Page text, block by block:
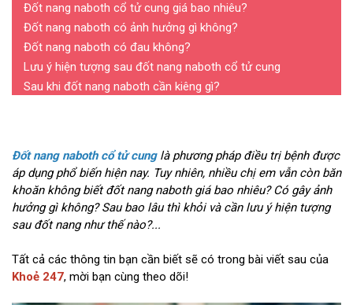
Đốt nang naboth cổ tử cung giá bao nhiêu?
Đốt nang naboth có ảnh hưởng gì không?
Đốt nang naboth có đau không?
Lưu ý hiện tượng sau đốt nang naboth cổ tử cung
Sau khi đốt nang naboth cần kiêng gì?
Đốt nang naboth cổ tử cunglà phương pháp điều trị bệnh được
áp dụng phổ biến hiện nay. Tuy nhiên, nhiều chị em vẫn còn băn
khoăn không biết đốt nang naboth giá bao nhiêu? Có gây ảnh
hưởng gì không? Sau bao lâu thì khỏi và cần lưu ý hiện tượng
sau đốt nang như thế nào?...
Tất cả các thông tin bạn cần biết sẽ có trong bài viết sau của
Khoẻ 247, mời bạn cùng theo dõi!